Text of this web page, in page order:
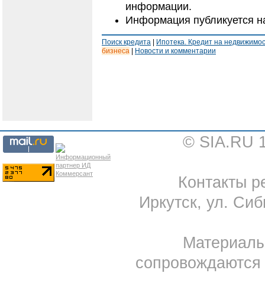
информации.
Информация публикуется
Поиск кредита
Ипотека. Кредит на
бизнеса
Новости и комментарии
© SIA.RU
Контакты
Иркутск, ул.